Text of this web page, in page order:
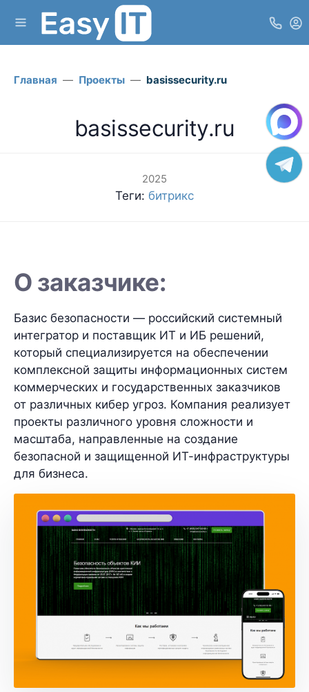
Главная Проекты basissecurity.ru
basissecurity.ru
2025
Теги: битрикс
О заказчике:
Базис безопасности — российский системный
интегратор и поставщик ИТ и ИБ решений,
который специализируется на обеспечении
комплексной защиты информационных систем
коммерческих и государственных заказчиков
от различных кибер угроз. Компания реализует
проекты различного уровня сложности и
масштаба, направленные на создание
безопасной и защищенной ИТ-инфраструктуры
для бизнеса.